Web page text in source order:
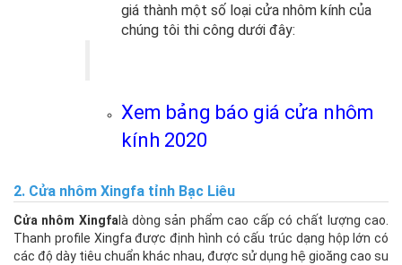
giá thành một số loại cửa nhôm kính của
chúng tôi thi công dưới đây:
Xem bảng báo giá cửa nhôm
kính 2020
2. Cửa nhôm Xingfa tỉnh Bạc Liêu
Cửa nhôm Xingfa là dòng sản phẩm cao cấp có chất lượng cao.
Thanh profile Xingfa được định hình có cấu trúc dạng hộp lớn có
các độ dày tiêu chuẩn khác nhau, được sử dụng hệ gioăng cao su